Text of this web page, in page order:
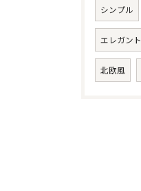
シンプル
エレガント
北欧風